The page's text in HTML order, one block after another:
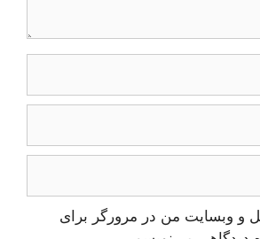
و وبسایت من در مرورگر برای